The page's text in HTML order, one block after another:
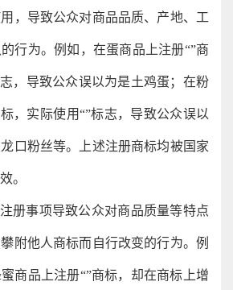
，导致公众对商品品质、产地、工
行为。例如，在蛋商品上注册“”商
，导致公众误以为是土鸡蛋；在粉
，实际使用“”标志，导致公众误以
口粉丝等。上述注册商标均被国家
。
册事项导致公众对商品质量等特点
附他人商标而自行改变的行为。例
商品上注册“”商标，却在商标上增